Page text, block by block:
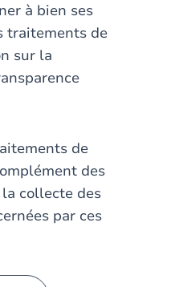
à bien ses
traitements de
sur la
de
des
collecte des
par ces